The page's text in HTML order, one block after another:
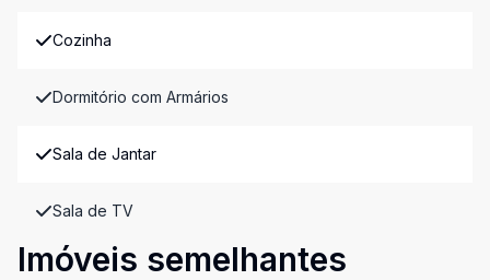
Cozinha
Dormitório com Armários
Sala de Jantar
Sala de TV
Imóveis semelhantes